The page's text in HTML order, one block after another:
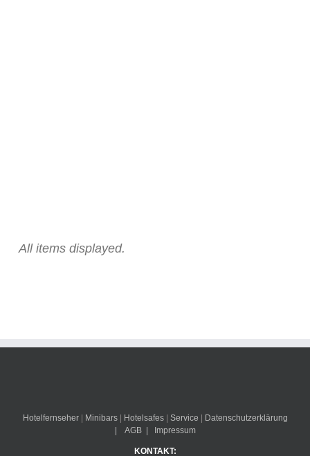
All items displayed.
Hotelfernseher| Minibars| Hotelsafes| Service | Datenschutzerklärung
|
AGB| Impressum
KONTAKT: